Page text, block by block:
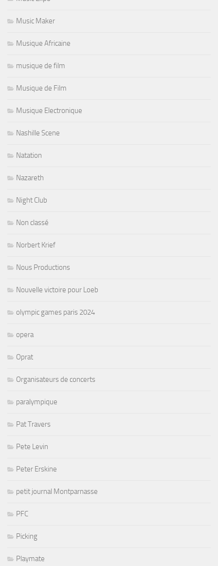
Music Maker
Musique Africaine
musique de film
Musique de Film
Musique Electronique
Nashille Scene
Natation
Nazareth
Night Club
Non classé
Norbert Krief
Nous Productions
Nouvelle victoire pour Loeb
olympic games paris 2024
opera
Oprat
Organisateurs de concerts
paralympique
Pat Travers
Pete Levin
Peter Erskine
petit journal Montparnasse
PFC
Picking
Playmate